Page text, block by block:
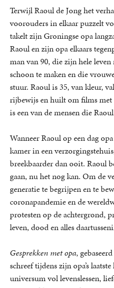
Terwijl Raoul de Jong het
voorouders in elkaar puzzelt
takelt zijn Groningse opa
Raoul en zijn opa elkaars
man van 90, die zijn hele
schoon te maken en die
stuur. Raoul is 35, van kleur,
rijbewijs en huilt om films met
is een van de mensen die
Wanneer Raoul op een dag
kamer in een
breekbaarder dan ooit. Raoul
gaan, nu het nog kan. Om de
generatie te begrijpen en te
coronapandemie en de
protesten op de achtergrond,
leven, dood en alles
Gesprekken met opa,
schreef tijdens zijn opa’s
universum vol levenslessen,